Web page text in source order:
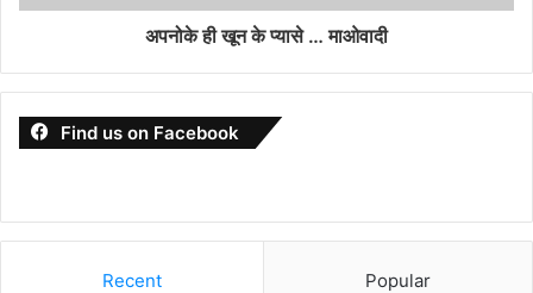
अपनोके ही खून के प्यासे … माओवादी
Find us on Facebook
Recent Popular